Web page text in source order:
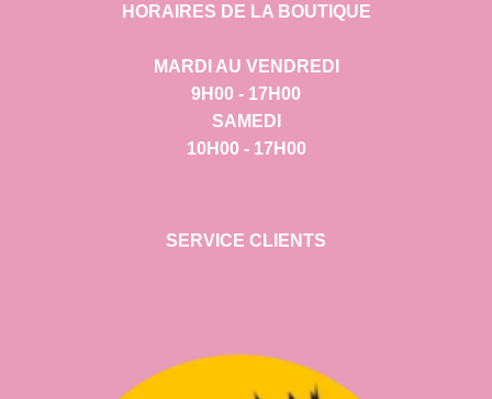
HORAIRES DE LA BOUTIQUE
MARDI AU VENDREDI
9H00 - 17H00
SAMEDI
10H00 - 17H00
SERVICE CLIENTS